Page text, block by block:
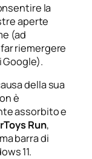
la
aperte
(ad
riemergere
Google).
della sua
è
assorbito e
Run,
barra di
11.